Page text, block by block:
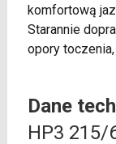
komfortową
Starannie
opory
Dane
HP3 215/